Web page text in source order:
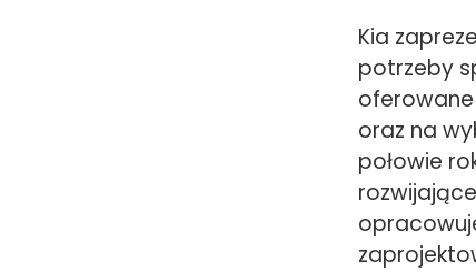
Kia
potrzeby
oraz na
połowie